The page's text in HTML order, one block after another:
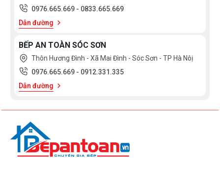
0976.665.669 - 0833.665.669
Dẫn đường
BẾP AN TOÀN SÓC SƠN
Thôn Hương Đình - Xã Mai Đình - Sóc Sơn - TP Hà Nôị
0976.665.669 - 0912.331.335
Dẫn đường